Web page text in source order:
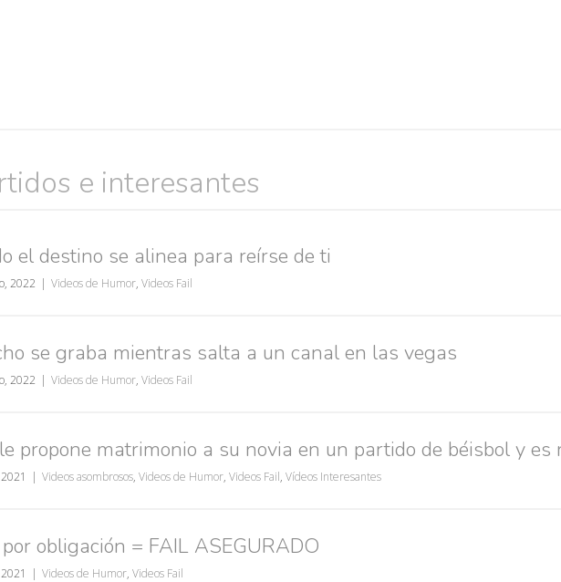
e interesantes
el destino se alinea para reírse de ti
2022 Videos de Humor, Videos Fail
se graba mientras salta a un canal en las vegas
2022 Videos de Humor, Videos Fail
propone matrimonio a su novia en un partido de béisbol y es
Videos asombrosos, Videos de Humor, Videos Fail, Vídeos Interesantes
obligación = FAIL ASEGURADO
Videos de Humor, Videos Fail